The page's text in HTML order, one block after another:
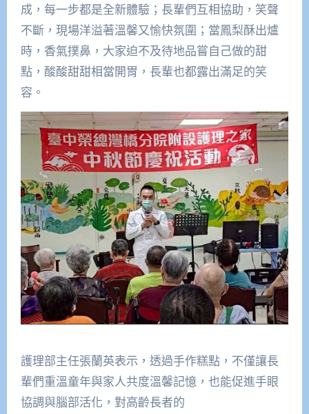
成，每一步都是全新體驗；長輩們互相協助，笑聲
不斷，現場洋溢著溫馨又愉快氛圍；當鳳梨酥出爐
時，香氣撲鼻，大家迫不及待地品嘗自己做的甜
點，酸酸甜甜相當開胃，長輩也都露出滿足的笑
容。
護理部主任張蘭英表示，透過手作糕點，不僅讓長
輩們重溫童年與家人共度溫馨記憶，也能促進手眼
協調與腦部活化，對高齡長者的